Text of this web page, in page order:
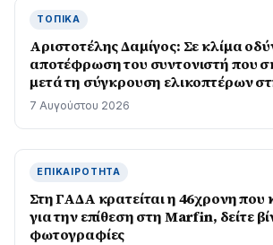
ΤΟΠΙΚΆ
Αριστοτέλης Δαμίγος: Σε κλίμα
αποτέφρωση του συντονιστή που
μετά τη σύγκρουση ελικοπτέρων
7 Αυγούστου 2026
ΕΠΙΚΑΙΡΌΤΗΤΑ
Στη ΓΑΔΑ κρατείται η 46χρονη που
για την επίθεση στη Marfin, δείτε
φωτογραφίες